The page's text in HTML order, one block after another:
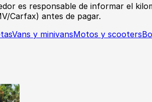
es responsable de informar el
Carfax) antes de pagar.
Vans y minivansMotos y scooters